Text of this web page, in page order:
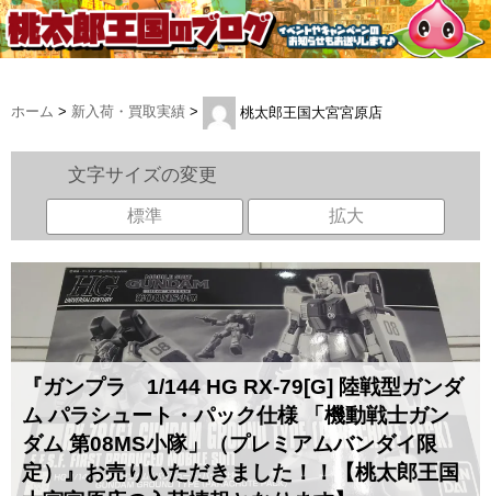
ホーム > 新入荷・買取実績 > 桃太郎王国大宮宮原店
文字サイズの変更
標準 拡大
『ガンプラ 1/144 ​HG ​RX-79[G] ​陸戦型ガンダ
ム ​パラシュート・パック仕様 ​「機動戦士ガン
ダム ​第08MS小隊」（​プレミアムバンダイ限
定）』お売りいただきました！！【桃太郎王国